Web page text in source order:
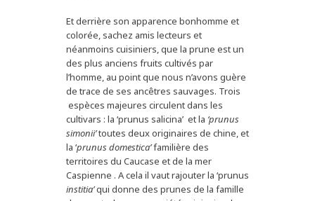
Et derrière son apparence bonhomme et
colorée, sachez amis lecteurs et
néanmoins cuisiniers, que la prune est un
des plus anciens fruits cultivés par
l’homme, au point que nous n’avons guère
de trace de ses ancêtres sauvages. Trois
espèces majeures circulent dans les
cultivars : la ‘prunus salicina’ et la ‘prunus
simonii’toutes deux originaires de chine, et
la ‘prunus domestica’familière des
territoires du Caucase et de la mer
Caspienne . A cela il vaut rajouter la ‘prunus
institia’qui donne des prunes de la famille